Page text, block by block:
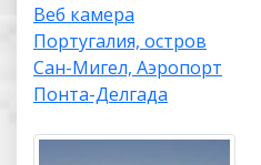
Веб камера
Португалия, остров
Сан-Мигел, Аэропорт
Понта-Делгада